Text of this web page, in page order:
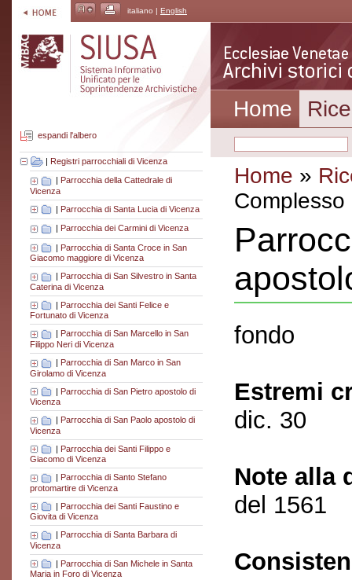
italiano | English
espandi l'albero
| Registri parrocchiali di Vicenza
| Parrocchia della Cattedrale di
Vicenza
| Parrocchia di Santa Lucia di Vicenza
Parrocchia dei Carmini di Vicenza
| Parrocchia di Santa Croce in San
Giacomo maggiore di Vicenza
Parrocchia di San Silvestro in Santa
Caterina di Vicenza
| Parrocchia dei Santi Felice e
Fortunato di Vicenza
Parrocchia di San Marcello in San
Filippo Neri di Vicenza
| Parrocchia di San Marco in San
Girolamo di Vicenza
| Parrocchia di San Pietro apostolo di
Vicenza
| Parrocchia di San Paolo apostolo di
Vicenza
| Parrocchia dei Santi Filippo e
Giacomo di Vicenza
| Parrocchia di Santo Stefano
protomartire di Vicenza
| Parrocchia dei Santi Faustino e
Giovita di Vicenza
Parrocchia di Santa Barbara di
Vicenza
| Parrocchia di San Michele in Santa
Maria in Foro di Vicenza
Home
Home »
fondo
Estremi
dic. 30
Note alla
del 1561